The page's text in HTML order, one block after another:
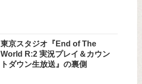
東京スタジオ『End of The
World R:2 実況プレイ＆カウン
トダウン生放送』の裏側